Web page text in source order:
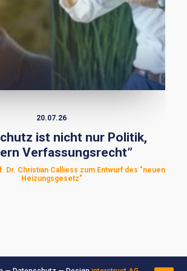
20.07.26
ist nicht nur Politik,
Verfassungsrecht”
Dr. Christian Calliess zum Entwurf des "neuen
Heizungsgesetz"